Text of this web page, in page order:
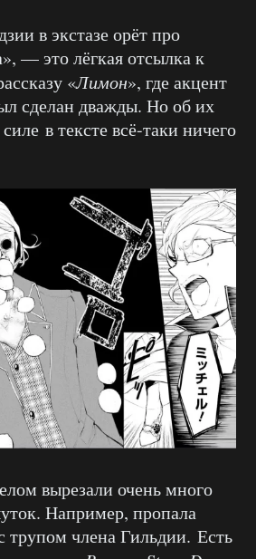
в экстазе орёт про
— это лёгкая отсылка к
«Лимон», где акцент
сделан дважды. Но об их
в тексте всё-таки ничего
вырезали очень много
Например, пропала
трупом члена Гильдии. Есть